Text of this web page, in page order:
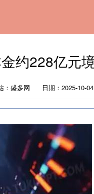
约228亿元
：盛多网 日期：2025-10-